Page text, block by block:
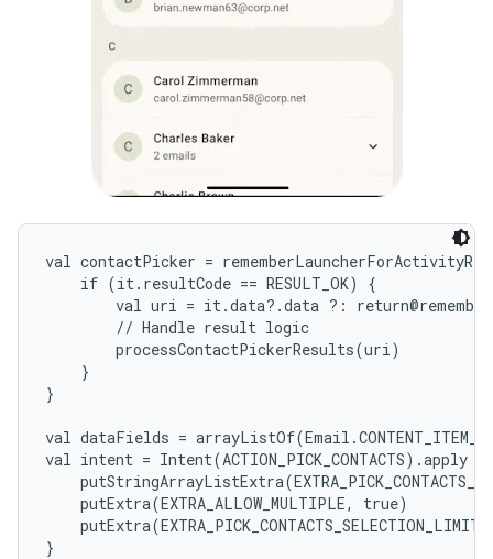
val contactPicker =
    if (it.resultCode == RESULT_OK) {
val uri = it.data?.data ?:
        // Handle result logic
        processContactPickerResults(uri)
    }
}
val dataFields =
val intent = Intent(ACTION_PICK_CONTACTS).apply {
    putExtra(EXTRA_ALLOW_MULTIPLE, true)
putExtra(EXTRA_PICK_CONTACTS_SELECTION_LIMIT,
}